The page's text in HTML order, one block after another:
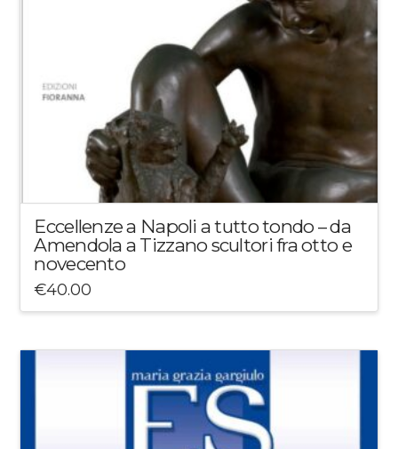
Eccellenze a Napoli a tutto tondo – da
Amendola a Tizzano scultori fra otto e
novecento
€40.00